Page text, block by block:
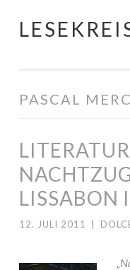
Springe
PASCAL
LISSABON
12. JULI 2011
„